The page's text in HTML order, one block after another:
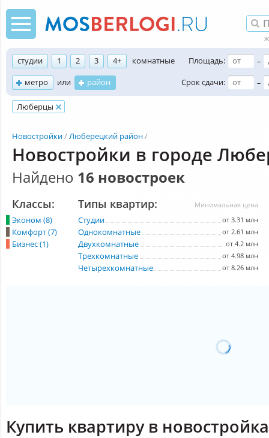
студии 1 2 3 4+
комнатные
метро
или район
Площадь:
–
Срок сдачи:
–
Люберцы
Новостройки Люберецкий район
Новостройки в городе
Найдено 16 новостроек
Классы:
Эконом (8)
Комфорт (7)
Бизнес (1)
Минимальная цена
Типы квартир:
Студии от 3.31 млн
Однокомнатные от 2.61 млн
Двухкомнатные от 4.2 млн
Трехкомнатные от 4.98 млн
Четырехкомнатные от 8.26 млн
Купить квартиру в